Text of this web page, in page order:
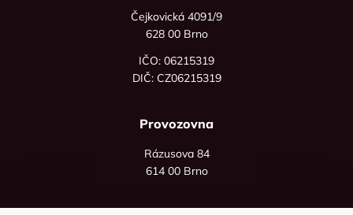
Čejkovická 4091/9
628 00 Brno
IČO: 06215319
DIČ: CZ06215319
Provozovna
Rázusova 84
614 00 Brno